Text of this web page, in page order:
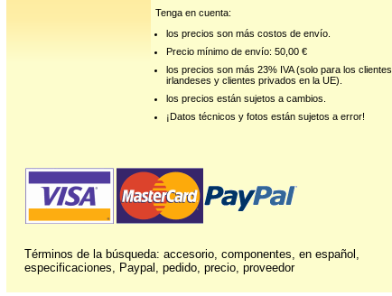
Tenga en cuenta:
los precios son más costos de envío.
Precio mínimo de envío: 50,00 €
los precios son más 23% IVA (solo para los clientes
irlandeses y clientes privados en la UE).
los precios están sujetos a cambios.
¡Datos técnicos y fotos están sujetos a error!
Términos de la búsqueda: accesorio, componentes, en español,
especificaciones, Paypal, pedido, precio, proveedor